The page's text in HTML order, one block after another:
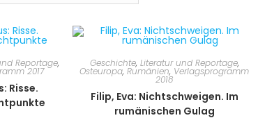
Reportage,
2017
Risse.
Geschichte, Literatur und Reportage,
Osteuropa, Rumänien, Verlagsprogramm
2018
Filip, Eva: Nichtschweigen. Im
rumänischen Gulag